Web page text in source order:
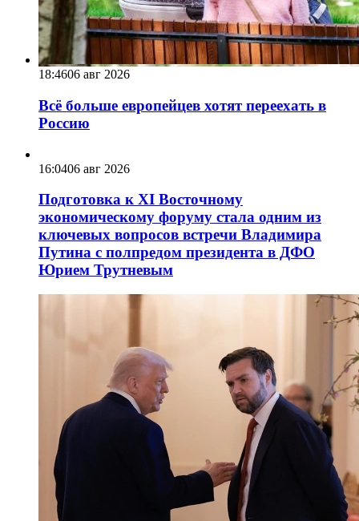
18:4606 авг 2026
Всё больше европейцев хотят переехать в
Россию
16:0406 авг 2026
Подготовка к XI Восточному
экономическому форуму стала одним из
ключевых вопросов встречи Владимира
Путина с полпредом президента в ДФО
Юрием Трутневым